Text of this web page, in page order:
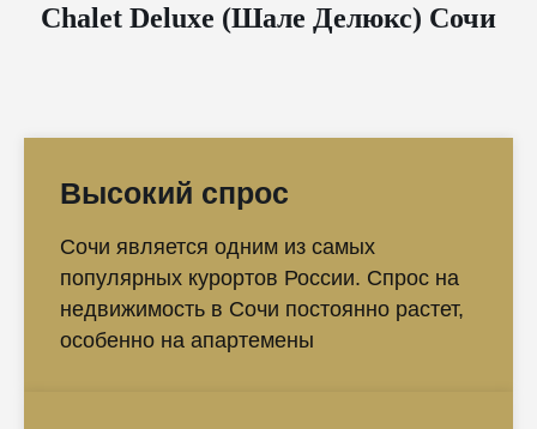
Chalet Deluxe (Шале Делюкс) Сочи
Высокий спрос
Сочи является одним из самых
популярных курортов России. Спрос на
недвижимость в Сочи постоянно растет,
особенно на апартемены